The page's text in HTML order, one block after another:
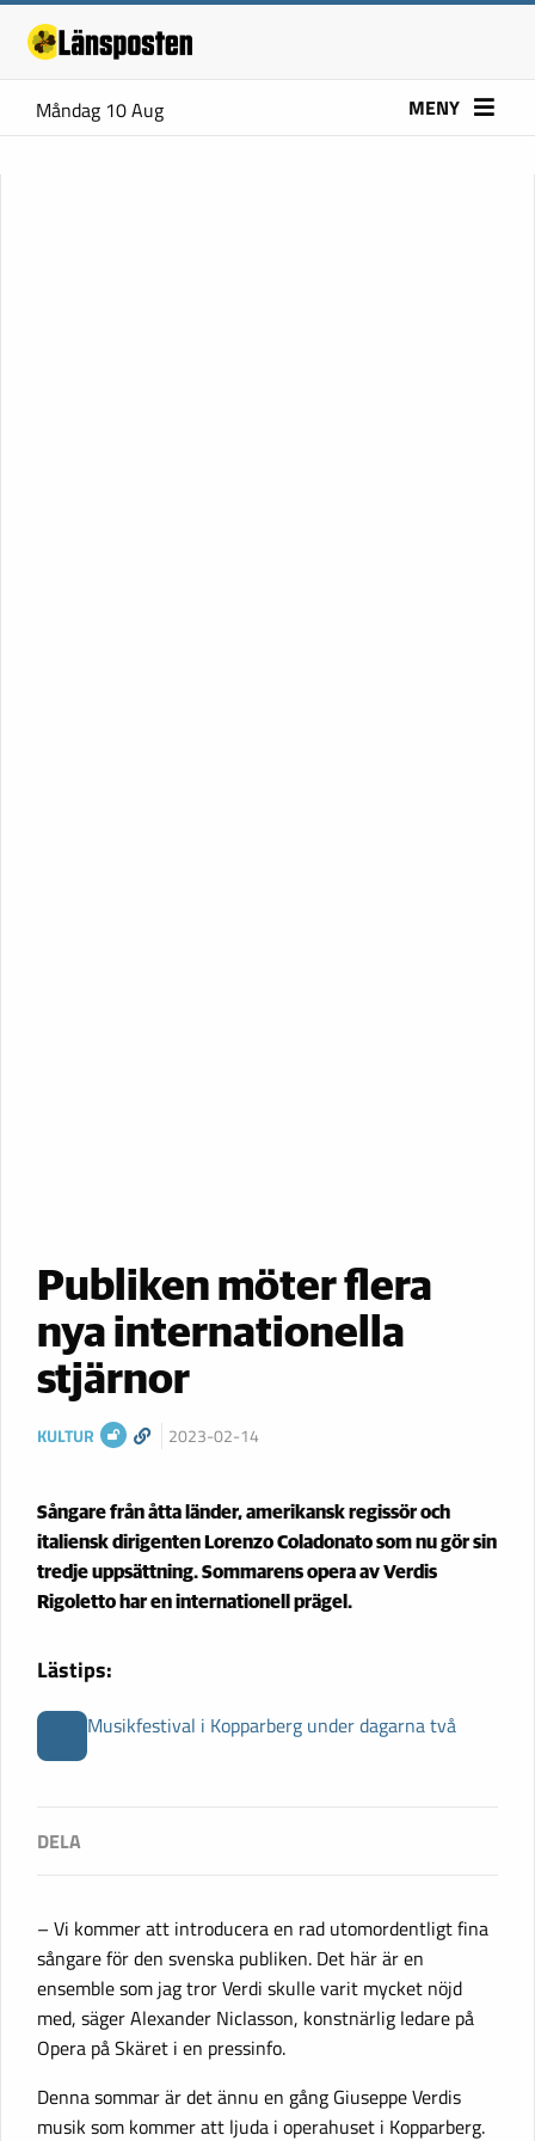
Måndag 10 Aug MENY
Publiken möter flera
nya internationella
stjärnor
KULTUR 2023-02-14
Sångare från åtta länder, amerikansk regissör och
italiensk dirigenten Lorenzo Coladonato som nu gör sin
tredje uppsättning. Sommarens opera av Verdis
Rigoletto har en internationell prägel.
Lästips:
Musikfestival i Kopparberg under dagarna två
– Vi kommer att introducera en rad utomordentligt fina
sångare för den svenska publiken. Det här är en
ensemble som jag tror Verdi skulle varit mycket nöjd
med, säger Alexander Niclasson, konstnärlig ledare på
Opera på Skäret i en pressinfo.
Denna sommar är det ännu en gång Giuseppe Verdis
musik som kommer att ljuda i operahuset i Kopparberg.